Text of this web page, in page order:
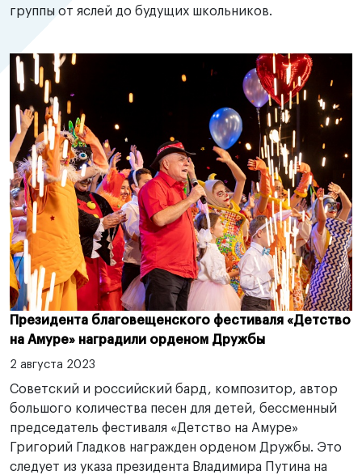
группы от яслей до будущих школьников.
Президента благовещенского фестиваля «Детство
на Амуре» наградили орденом Дружбы
2 августа 2023
Советский и российский бард, композитор, автор
большого количества песен для детей, бессменный
председатель фестиваля «Детство на Амуре»
Григорий Гладков награжден орденом Дружбы. Это
следует из указа президента Владимира Путина на